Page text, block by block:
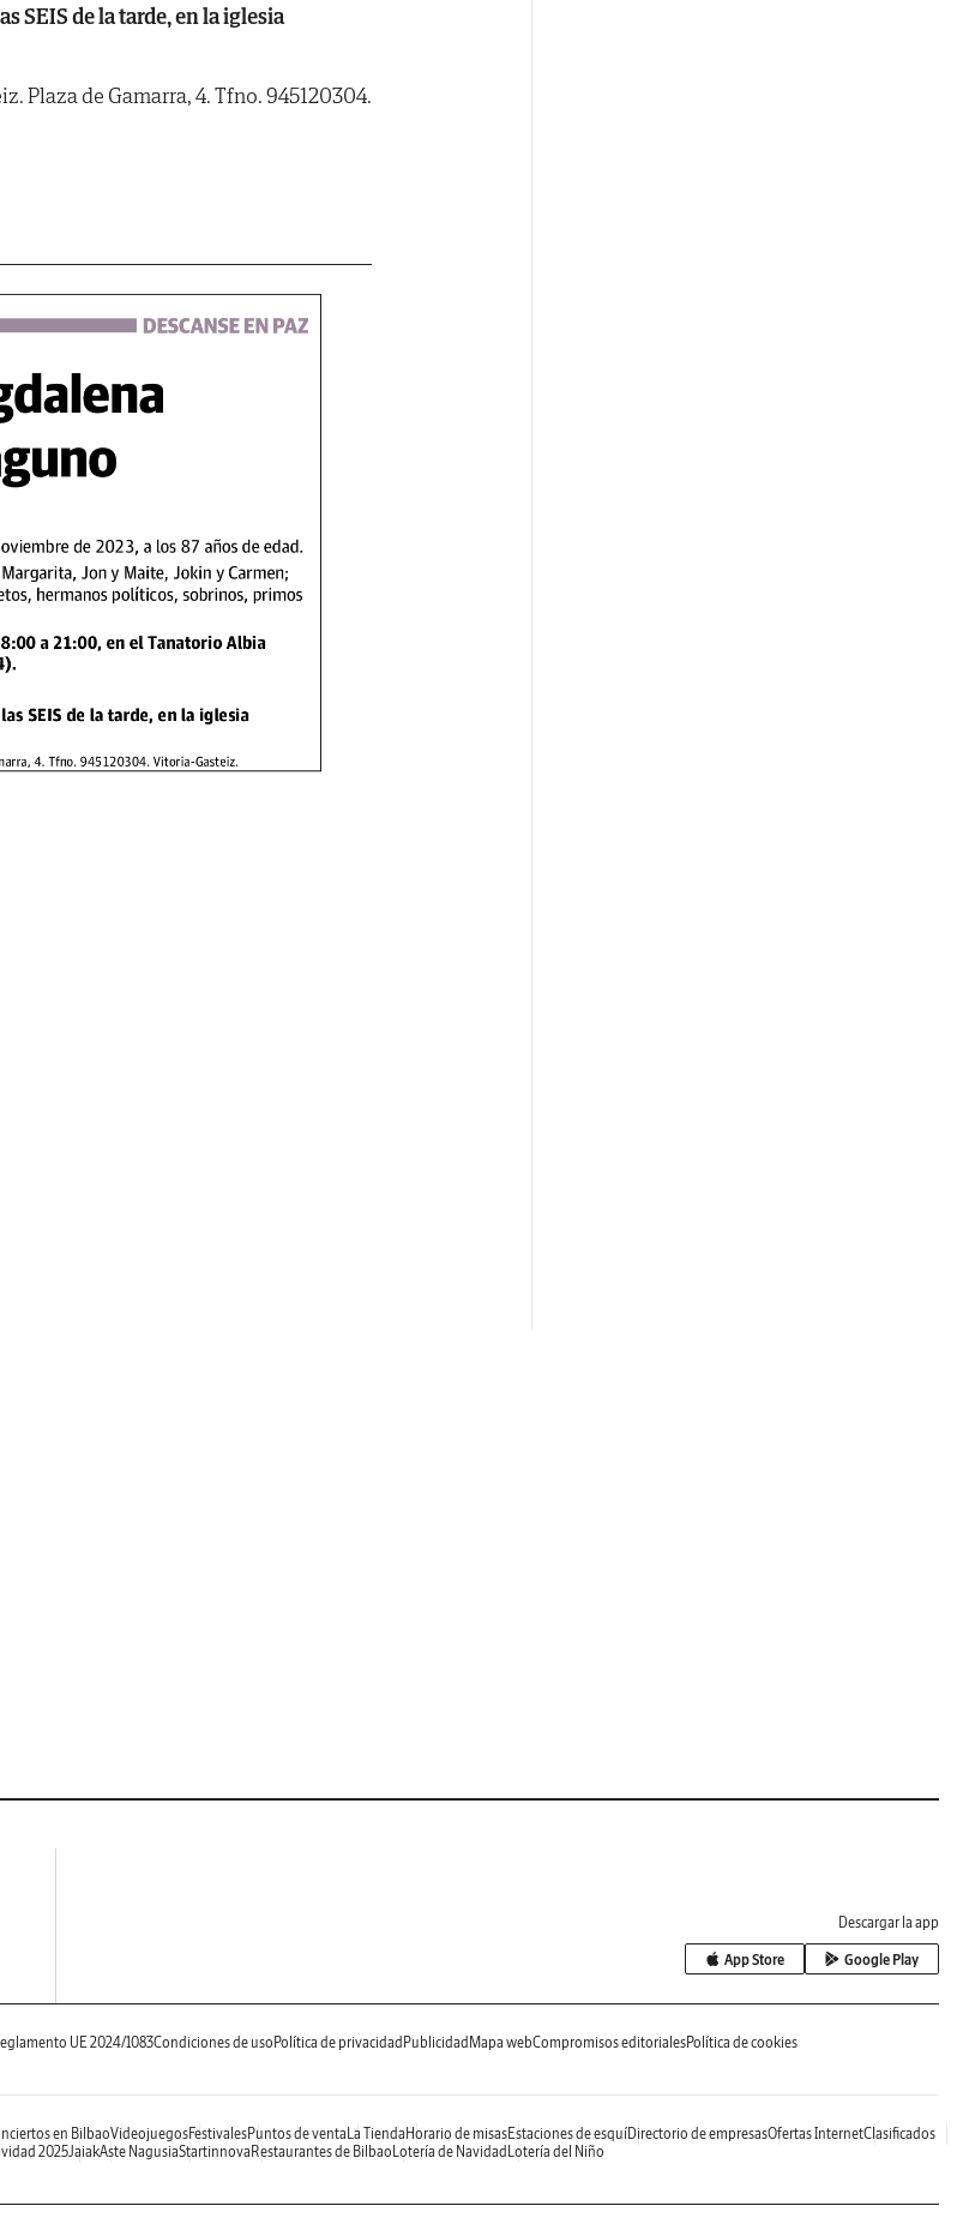
SEIS de la tarde, en la iglesia
Plaza de Gamarra, 4. Tfno. 945120304.
Descargar la app
App Store Google Play
UE 2024/1083Condiciones de uso Política de privacidad Publicidad Mapa webCompromisos editorialesPolítica de cookies
en BilbaoVideojuegosFestivalesPuntos de venta La Tienda Horario de misasEstaciones de esquíDirectorio de empresasOfertas InternetClasificados
2025JaiakAste NagusiaStartinnova Restaurantes de Bilbao Lotería de Navidad Lotería del Niño